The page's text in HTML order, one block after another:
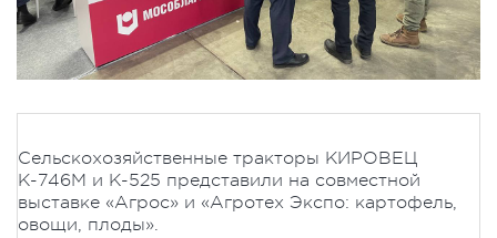
Сельскохозяйственные тракторы КИРОВЕЦ
К-746М и К-525 представили на совместной
выставке «Агрос» и «Агротех Экспо: картофель,
овощи, плоды».